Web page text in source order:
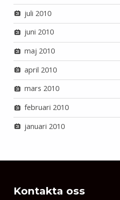
juli 2010
juni 2010
maj 2010
april 2010
mars 2010
februari 2010
januari 2010
Kontakta oss